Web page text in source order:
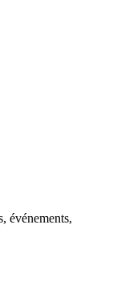
événements,